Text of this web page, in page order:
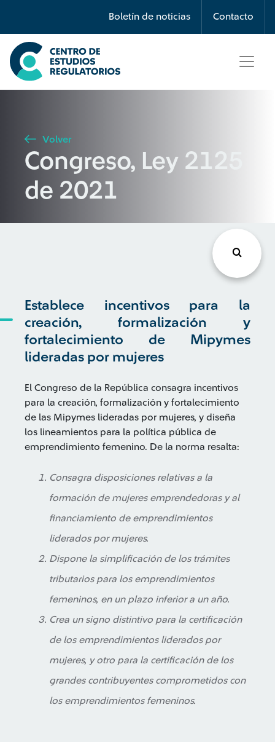
Boletín de noticias Contacto
Búsqueda
Seleccione país
Buscar
Volver
Congreso, Ley 2125
de 2021
Establece incentivos para la
creación, formalización y
fortalecimiento de Mipymes
lideradas por mujeres
El Congreso de la República consagra incentivos
para la creación, formalización y fortalecimiento
de las Mipymes lideradas por mujeres, y diseña
los lineamientos para la política pública de
emprendimiento femenino. De la norma resalta:
Consagra disposiciones relativas a la
formación de mujeres emprendedoras y al
financiamiento de emprendimientos
liderados por mujeres.
Dispone la simplificación de los trámites
tributarios para los emprendimientos
femeninos, en un plazo inferior a un año.
Crea un signo distintivo para la certificación
de los emprendimientos liderados por
mujeres, y otro para la certificación de los
grandes contribuyentes comprometidos con
los emprendimientos femeninos.